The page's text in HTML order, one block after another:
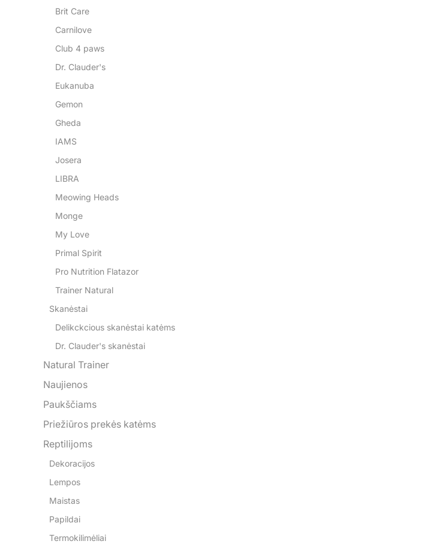
Brit Care
Carnilove
Club 4 paws
Dr. Clauder's
Eukanuba
Gemon
Gheda
IAMS
Josera
LIBRA
Meowing Heads
Monge
My Love
Primal Spirit
Pro Nutrition Flatazor
Trainer Natural
Skanėstai
Delikckcious skanėstai katėms
Dr. Clauder's skanėstai
Natural Trainer
Naujienos
Paukščiams
Priežiūros prekės katėms
Reptilijoms
Dekoracijos
Lempos
Maistas
Papildai
Termokilimėliai